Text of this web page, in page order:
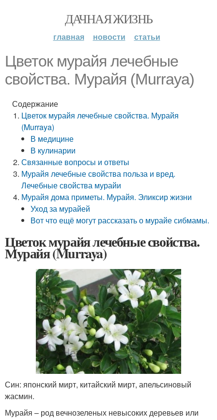
ДАЧНАЯ ЖИЗНЬ
главная новости статьи
Цветок мурайя лечебные
свойства. Мурайя (Murraya)
Содержание
Цветок мурайя лечебные свойства. Мурайя
(Murraya)
В медицине
В кулинарии
Связанные вопросы и ответы
Мурайя лечебные свойства польза и вред.
Лечебные свойства мурайи
Мурайя дома приметы. Мурайя. Эликсир жизни
Уход за мурайей
Вот что ещё могут рассказать о мурайе сибмамы.
Цветок мурайя лечебные свойства.
Мурайя (Murraya)
Син: японский мирт, китайский мирт, апельсиновый
жасмин.
Мурайя – род вечнозеленых невысоких деревьев или